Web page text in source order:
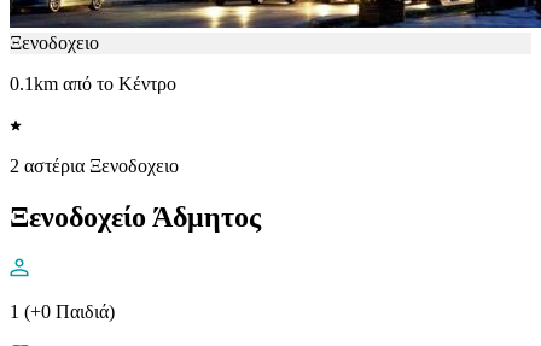
Ξενοδοχειο
0.1km από το Κέντρο
2 αστέρια Ξενοδοχειο
Ξενοδοχείο Άδμητος
1 (+0 Παιδιά)